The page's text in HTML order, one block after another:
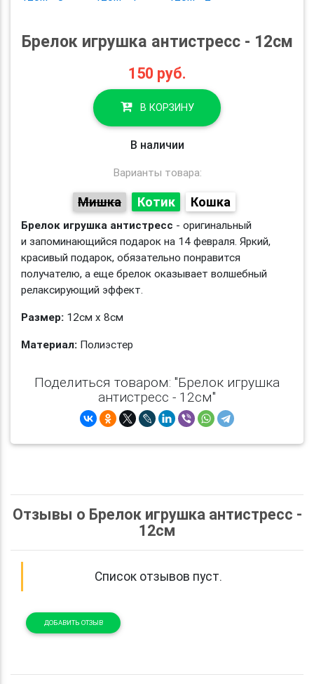
Брелок игрушка антистресс - 12см
150 руб.
В КОРЗИНУ
В наличии
Варианты товара:
Мишка Котик Кошка
Брелок игрушка антистресс - оригинальный
и запоминающийся подарок на 14 февраля. Яркий,
красивый подарок, обязательно понравится
получателю, а еще брелок оказывает волшебный
релаксирующий эффект.
Размер: 12см х 8см
Материал: Полиэстер
Поделиться товаром: "Брелок игрушка
антистресс - 12см"
Отзывы о Брелок игрушка антистресс -
12см
Список отзывов пуст.
ДОБАВИТЬ ОТЗЫВ